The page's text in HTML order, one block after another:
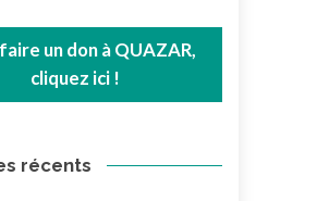
un don à QUAZAR,
cliquez ici !
récents